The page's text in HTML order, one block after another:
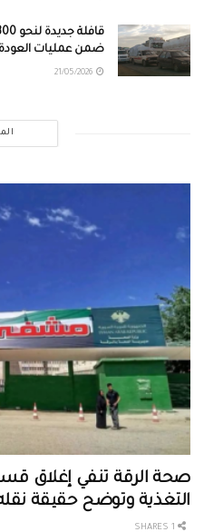
ضمن عمليات
صحة الرقة تنفي إغلاق
التغذية وتوضح حقيقة